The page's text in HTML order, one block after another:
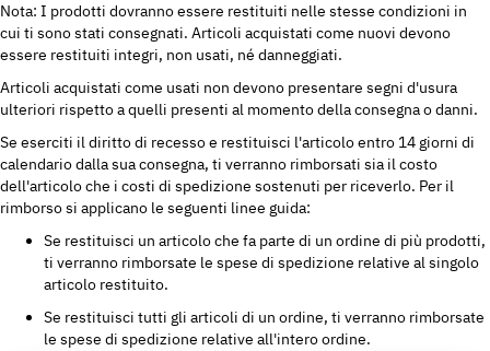
Nota: I prodotti dovranno essere restituiti nelle stesse condizioni in
cui ti sono stati consegnati. Articoli acquistati come nuovi devono
essere restituiti integri, non usati, né danneggiati.
Articoli acquistati come usati non devono presentare segni d'usura
ulteriori rispetto a quelli presenti al momento della consegna o danni.
Se eserciti il diritto di recesso e restituisci l'articolo entro 14 giorni di
calendario dalla sua consegna, ti verranno rimborsati sia il costo
dell'articolo che i costi di spedizione sostenuti per riceverlo. Per il
rimborso si applicano le seguenti linee guida:
Se restituisci un articolo che fa parte di un ordine di più prodotti,
ti verranno rimborsate le spese di spedizione relative al singolo
articolo restituito.
Se restituisci tutti gli articoli di un ordine, ti verranno rimborsate
le spese di spedizione relative all'intero ordine.